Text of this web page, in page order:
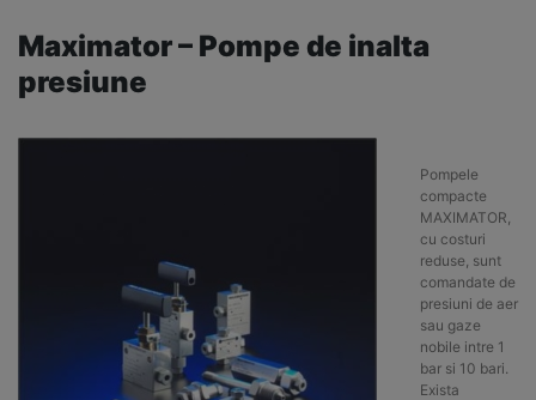
Maximator – Pompe de inalta
presiune
Pompele
compacte
MAXIMATOR,
cu costuri
reduse, sunt
comandate de
presiuni de aer
sau gaze
nobile intre 1
bar si 10 bari.
Exista